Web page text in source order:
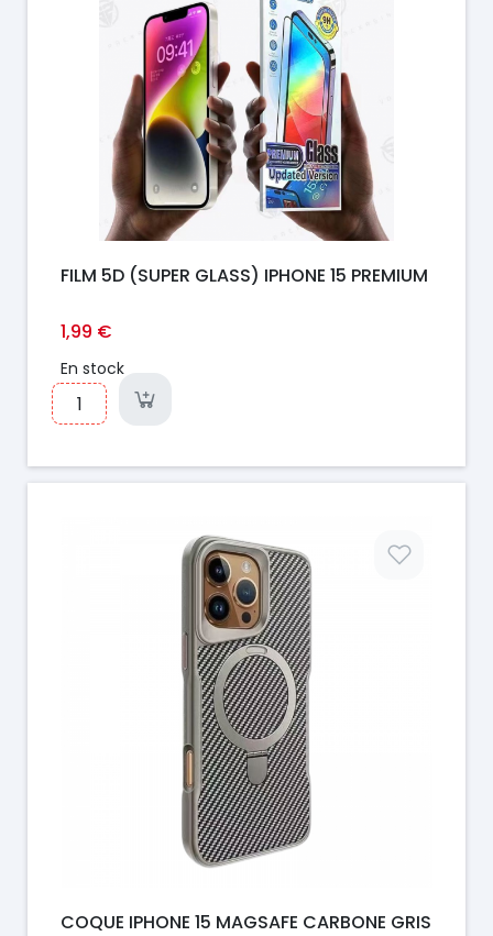
FILM 5D (SUPER GLASS) IPHONE 15 PREMIUM
1,99 €
En stock
COQUE IPHONE 15 MAGSAFE CARBONE GRIS